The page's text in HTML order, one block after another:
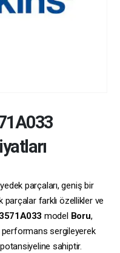
yedek parçaları, geniş bir
farklı özellikler ve
3571A033 model Boru,
performans sergileyerek
potansiyeline sahiptir.